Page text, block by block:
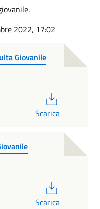
2022, 17:02
Giovanile
Scarica
Scarica